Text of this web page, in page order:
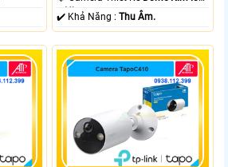
+ Nhựa.
️✔️ Khả Năng :Thu Âm.